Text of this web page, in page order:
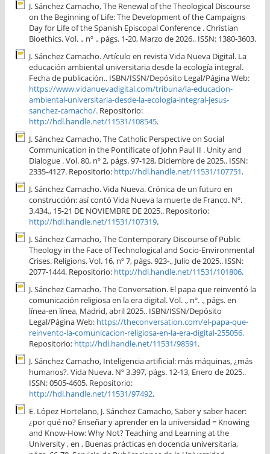
J. Sánchez Camacho, The Renewal of the Theological Discourse
on the Beginning of Life: The Development of the Campaigns
Day for Life of the Spanish Episcopal Conference . Christian
Bioethics. Vol. ., nº ., págs. 1-20, Marzo de 2026.. ISSN: 1380-3603.
J. Sánchez Camacho. Artículo en revista Vida Nueva Digital. La
educación ambiental universitaria desde la ecología integral.
Fecha de publicación.. ISBN/ISSN/Depósito Legal/Página Web:
https://www.vidanuevadigital.com/tribuna/la-educacion-
ambiental-universitaria-desde-la-ecologia-integral-jesus-
sanchez-camacho/. Repositorio:
http://hdl.handle.net/11531/108545.
J. Sánchez Camacho, The Catholic Perspective on Social
Communication in the Pontificate of John Paul II . Unity and
Dialogue . Vol. 80, nº 2, págs. 97-128, Diciembre de 2025.. ISSN:
2335-4127. Repositorio: http://hdl.handle.net/11531/107751.
J. Sánchez Camacho. Vida Nueva. Crónica de un futuro en
construcción: así contó Vida Nueva la muerte de Franco. Nº.
3.434., 15-21 DE NOVIEMBRE DE 2025.. Repositorio:
http://hdl.handle.net/11531/107319.
J. Sánchez Camacho, The Contemporary Discourse of Public
Theology in the Face of Technological and Socio-Environmental
Crises. Religions. Vol. 16, nº 7, págs. 923-., Julio de 2025.. ISSN:
2077-1444. Repositorio: http://hdl.handle.net/11531/101806.
J. Sánchez Camacho. The Conversation. El papa que reinventó la
comunicación religiosa en la era digital. Vol. ., nº. ., págs. en
línea-en línea, Madrid, abril 2025.. ISBN/ISSN/Depósito
Legal/Página Web: https://theconversation.com/el-papa-que-
reinvento-la-comunicacion-religiosa-en-la-era-digital-255056.
Repositorio: http://hdl.handle.net/11531/98591.
J. Sánchez Camacho, Inteligencia artificial: más máquinas, ¿más
humanos?. Vida Nueva. Nº 3.397, págs. 12-13, Enero de 2025..
ISSN: 0505-4605. Repositorio:
http://hdl.handle.net/11531/97492.
E. López Hortelano, J. Sánchez Camacho, Saber y saber hacer:
¿por qué no? Enseñar y aprender en la universidad = Knowing
and Know-How: Why Not? Teaching and Learning at the
University , en , Buenas prácticas en docencia universitaria,